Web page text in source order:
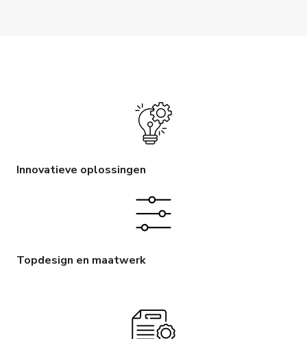
Innovatieve oplossingen
Topdesign en maatwerk